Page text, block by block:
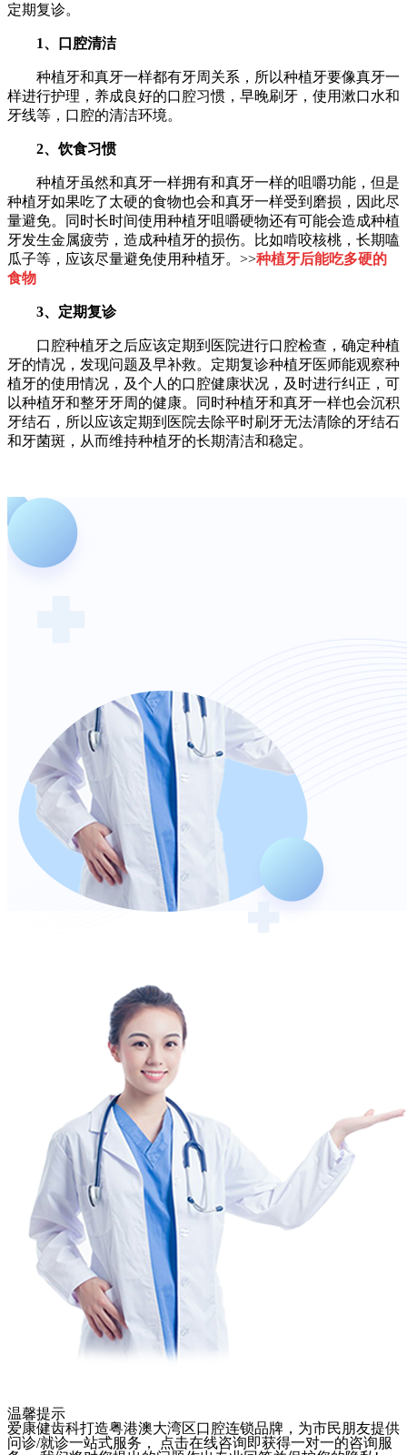
定期复诊。
1、口腔清洁
种植牙和真牙一样都有牙周关系，所以种植牙要像真牙一
样进行护理，养成良好的口腔习惯，早晚刷牙，使用漱口水和
牙线等，口腔的清洁环境。
2、饮食习惯
种植牙虽然和真牙一样拥有和真牙一样的咀嚼功能，但是
种植牙如果吃了太硬的食物也会和真牙一样受到磨损，因此尽
量避免。同时长时间使用种植牙咀嚼硬物还有可能会造成种植
牙发生金属疲劳，造成种植牙的损伤。比如啃咬核桃，长期嗑
瓜子等，应该尽量避免使用种植牙。>>种植牙后能吃多硬的
食物
3、定期复诊
口腔种植牙之后应该定期到医院进行口腔检查，确定种植
牙的情况，发现问题及早补救。定期复诊种植牙医师能观察种
植牙的使用情况，及个人的口腔健康状况，及时进行纠正，可
以种植牙和整牙牙周的健康。同时种植牙和真牙一样也会沉积
牙结石，所以应该定期到医院去除平时刷牙无法清除的牙结石
和牙菌斑，从而维持种植牙的长期清洁和稳定。
温馨提示
爱康健齿科打造粤港澳大湾区口腔连锁品牌，为市民朋友提供
问诊/就诊一站式服务， 点击在线咨询即获得一对一的咨询服